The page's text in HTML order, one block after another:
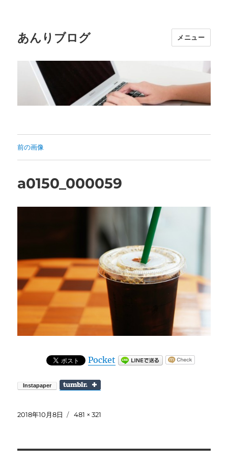
あんりブログ メニュー
前の画像
a0150_000059
Pocket
投
2018年10月8日
フ
481 × 321